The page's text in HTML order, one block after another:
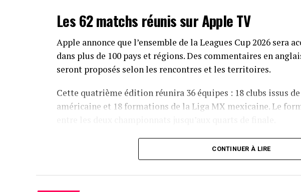
Les 62 matchs réunis sur Apple TV
Apple annonce que l’ensemble de la Leagues Cup 2026 sera
dans plus de 100 pays et régions. Des commentaires en
seront proposés selon les rencontres et les territoires.
Cette quatrième édition réunira 36 équipes : 18 clubs issus
américaine et 18 formations de la Liga MX mexicaine. Le
Pour la première fois, quatre matchs de la première phase
Mexique. Les trois meilleures équipes du tournoi obtiendront
CONTINUER À LIRE